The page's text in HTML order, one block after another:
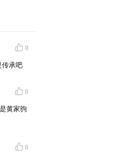
0
传承吧
0
黄家驹
0